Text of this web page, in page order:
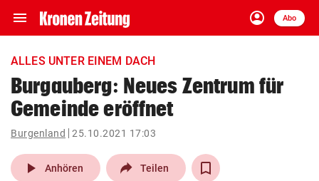
menu Navigation
ein-/ausklappen
account_circle
Anmelden
Abo
close Schließen
account_circle Anmelden
pin_drop
Wien arrow_right
ALLES UNTER EINEM DACH
Burgauberg: Neues Zentrum für
Gemeinde eröffnet
Burgenland 25.10.2021 17:03
play_arrow Anhören Teilen